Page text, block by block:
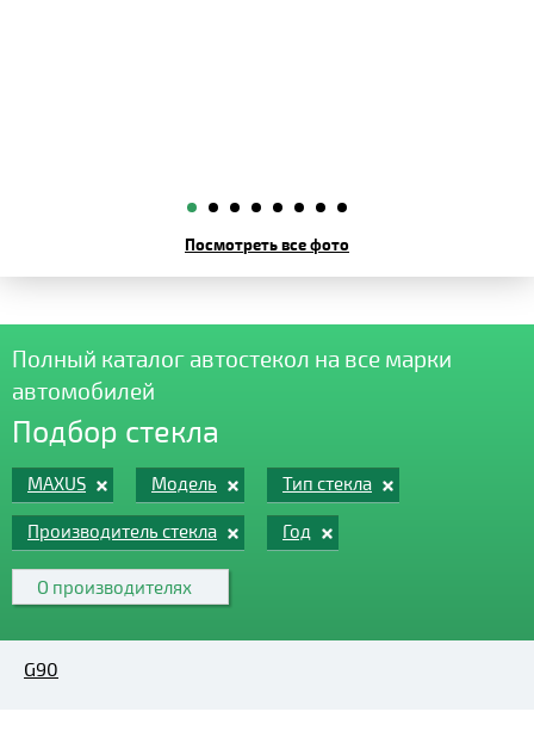
Посмотреть все фото
Полный каталог автостекол на все марки
автомобилей
Подбор стекла
MAXUS Модель Тип стекла
Производитель стекла Год
О производителях
G90